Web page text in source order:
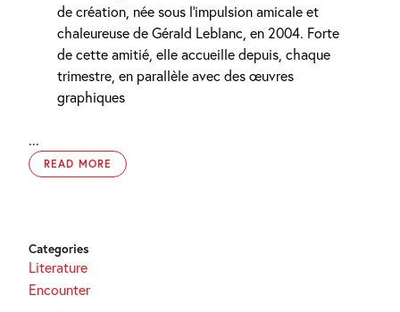
de création, née sous l’impulsion amicale et
chaleureuse de Gérald Leblanc, en 2004. Forte
de cette amitié, elle accueille depuis, chaque
trimestre, en parallèle avec des œuvres
graphiques
...
READ MORE
Categories
Literature
Encounter